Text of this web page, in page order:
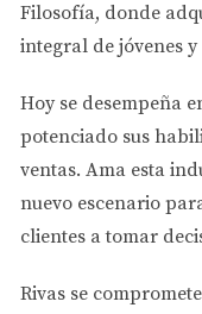
7. Haz una Oferta
ayudará a decidir un
Considera las
8. Visita Propiedades
disponible. Cuando
Filosofía, donde
integral de jóvenes
Hoy se desempeña
potenciado sus
ventas. Ama esta
nuevo escenario
clientes a tomar
Rivas se